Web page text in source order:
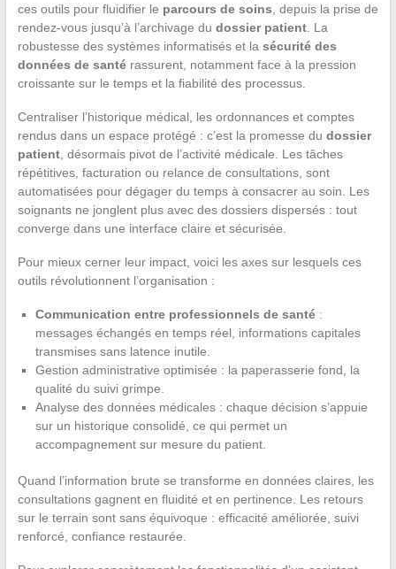
ces outils pour fluidifier le parcours de soins , depuis la prise de
rendez-vous jusqu’à l’archivage du dossier patient. La
robustesse des systèmes informatisés et la sécurité des
données de santérassurent, notamment face à la pression
croissante sur le temps et la fiabilité des processus.
Centraliser l’historique médical, les ordonnances et comptes
rendus dans un espace protégé : c’est la promesse du dossier
patient, désormais pivot de l’activité médicale. Les tâches
répétitives, facturation ou relance de consultations, sont
automatisées pour dégager du temps à consacrer au soin. Les
soignants ne jonglent plus avec des dossiers dispersés : tout
converge dans une interface claire et sécurisée.
Pour mieux cerner leur impact, voici les axes sur lesquels ces
outils révolutionnent l’organisation :
Communication entre professionnels de santé:
messages échangés en temps réel, informations capitales
transmises sans latence inutile.
Gestion administrative optimisée : la paperasserie fond, la
qualité du suivi grimpe.
Analyse des données médicales : chaque décision s’appuie
sur un historique consolidé, ce qui permet un
accompagnement sur mesure du patient.
Quand l’information brute se transforme en données claires, les
consultations gagnent en fluidité et en pertinence. Les retours
sur le terrain sont sans équivoque : efficacité améliorée, suivi
renforcé, confiance restaurée.